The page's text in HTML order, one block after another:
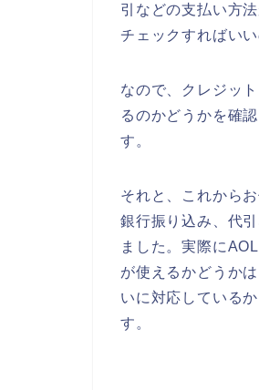
引などの支払い方
チェックすればい
なので、クレジッ
るのかどうかを確
す。
それと、これから
銀行振り込み、代
ました。実際に
が使えるかどうか
いに対応している
す。